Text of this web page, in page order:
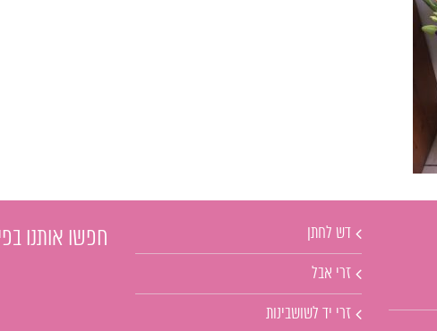
דש לחתן
זרי אבל
זרי יד לשושבינות
חפשו אותנו